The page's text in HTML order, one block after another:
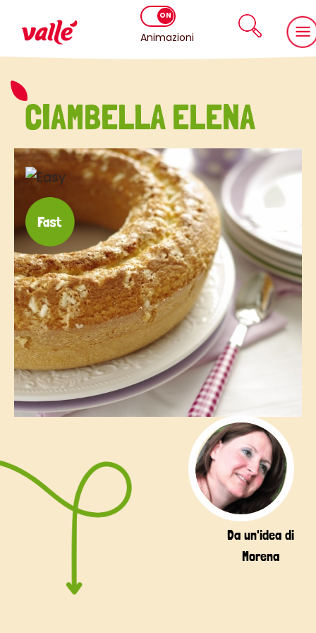
Animazioni
CIAMBELLA ELENA
Da un'idea di
Morena